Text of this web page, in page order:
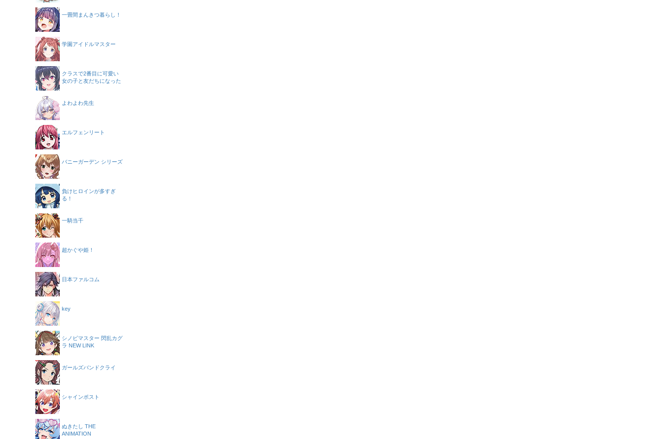
一畳間まんきつ暮らし！
学園アイドルマスター
クラスで2番目に可愛い
女の子と友だちになった
よわよわ先生
エルフェンリート
バニーガーデン シリーズ
負けヒロインが多すぎ
る！
一騎当千
超かぐや姫！
日本ファルコム
key
シノビマスター 閃乱カグ
ラ NEW LINK
ガールズバンドクライ
シャインポスト
ぬきたし THE
ANIMATION